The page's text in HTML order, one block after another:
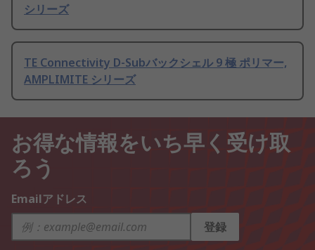
シリーズ
TE Connectivity D-Subバックシェル 9 極 ポリマー,
AMPLIMITE シリーズ
お得な情報をいち早く受け取
ろう
Emailアドレス
登録